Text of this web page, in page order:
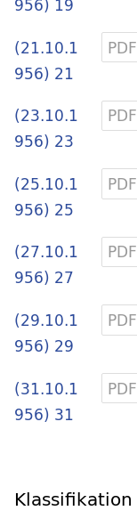
PDF
(21.10.1
956) 21
PDF
(23.10.1
956) 23
PDF
(25.10.1
956) 25
PDF
(27.10.1
956) 27
PDF
(29.10.1
956) 29
PDF
(31.10.1
956) 31
Klassifikation